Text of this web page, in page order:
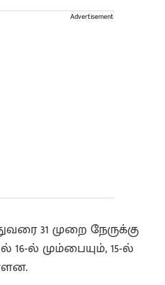
Advertisement
31 முறை நேருக்கு
ல் மும்பையும், 15-ல்